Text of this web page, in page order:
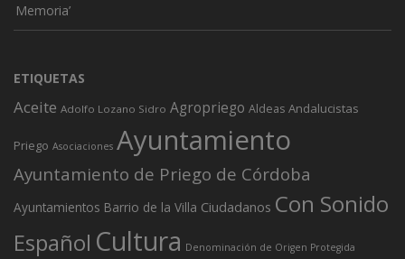
Memoria’
ETIQUETAS
Aceite Adolfo Lozano Sidro Agropriego Aldeas Andalucistas
Priego Asociaciones Ayuntamiento
Ayuntamiento de Priego de Córdoba
Ayuntamientos Barrio de la Villa Ciudadanos Con Sonido
Español Cultura Denominación de Origen Protegida